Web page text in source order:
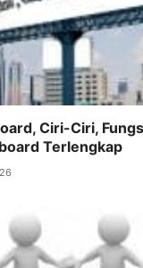
Ciri-Ciri,
Terlengkap